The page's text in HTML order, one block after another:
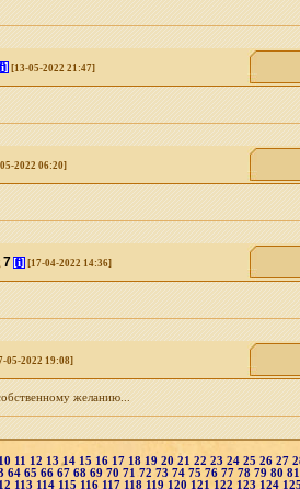
[i] [13-05-2022 21:47]
2022 06:20]
7 [i] [17-04-2022 14:36]
05-2022 19:08]
желанию...
10 11 12 1314 15 16 17 18 19 20 21 22 23 24 25 26 27
64 65 66 67 68 69 70 71 72 73 74 75 76 77 78 79 80
113 114 115 116 117 118 119 120 121 122 123 124